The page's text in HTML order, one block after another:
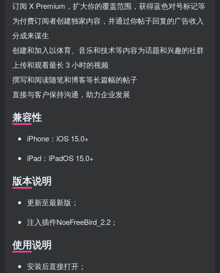
订阅 X Premium，扩大你的覆盖范围，获得蓝色对号标记等
为付费订阅者创建独家内容，并通过你帖子回复的广告收入
分成来谋生
创建和加入以体育、音乐和技术等内容为话题和兴趣的社群
上传和观看最长 3 小时的视频
撰写和阅读随笔和博客等长篇幅的帖子
直接与客户保持沟通，助力企业发展
兼容性
iPhone：iOS 15.0+
iPad：iPadOS 15.0+
版本说明
更新至最新版；
注入插件NoeFreeBird_2.2；
使用说明
安装后直接打开；